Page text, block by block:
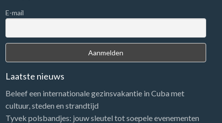
E-mail
Laatste nieuws
Beleef een internationale gezinsvakantie in Cuba met
cultuur, steden en strandtijd
Tyvek polsbandjes: jouw sleutel tot soepele evenementen